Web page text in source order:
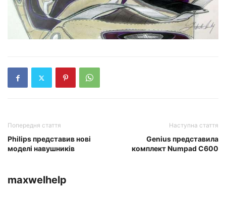
Попередня стаття
Philips представив нові
моделі навушників
Наступна стаття
Genius представила
комплект Numpad С600
maxwelhelp